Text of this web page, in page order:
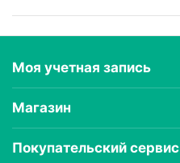
Моя учетная запись
Магазин
Покупательский сервис